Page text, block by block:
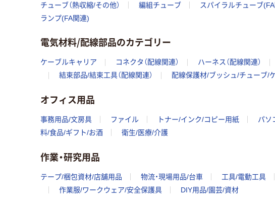
チューブ（熱収縮/その他） 編組チューブ スパイラルチューブ
ランプ(FA関連)
電気材料/配線部品のカテゴリー
ケーブルキャリア コネクタ（配線関連） ハーネス（配線関連）
結束部品/結束工具（配線関連）
配線保護材/ブッシュ/チューブ/
オフィス用品
事務用品/文房具 ファイル トナー/インク/コピー用紙 パソ
料/食品/ギフト/お酒
衛生/医療/介護
作業・研究用品
テープ/梱包資材/店舗用品 物流・現場用品/台車 工具/電動工具
作業服/ワークウェア/安全保護具
DIY用品/園芸/資材